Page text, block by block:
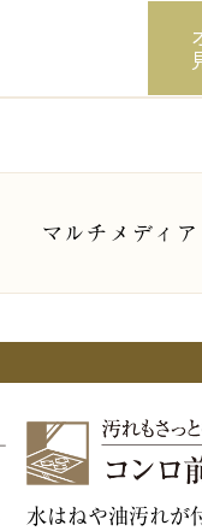
マルチメディア
水はねや油汚れが